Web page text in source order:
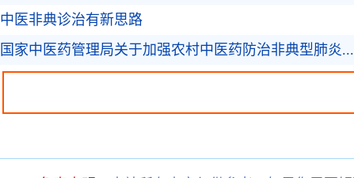
中医非典诊治有新思路
国家中医药管理局关于加强农村中医药防治非典型肺炎...